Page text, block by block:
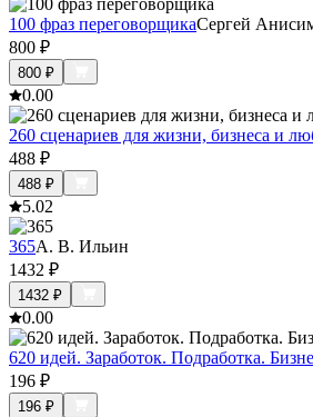
100 фраз переговорщикаСергей
800 ₽
800 ₽
0.00
260 сценариев для жизни, бизнеса и
488 ₽
488 ₽
5.02
365А. В. Ильин
1432 ₽
1432 ₽
0.00
620 идей. Заработок. Подработка.
196 ₽
196 ₽